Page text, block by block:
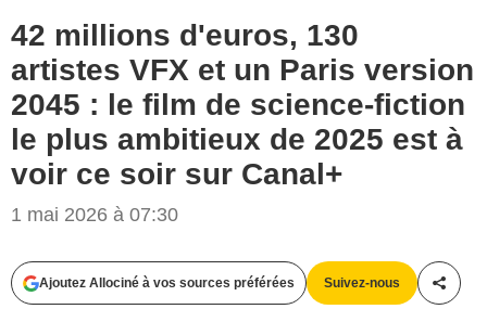
42 millions d'euros, 130
artistes VFX et un Paris version
2045 : le film de science-fiction
le plus ambitieux de 2025 est à
voir ce soir sur Canal+
1 mai 2026 à 07:30
Ajoutez Allociné à vos sources préférées Suivez-nous